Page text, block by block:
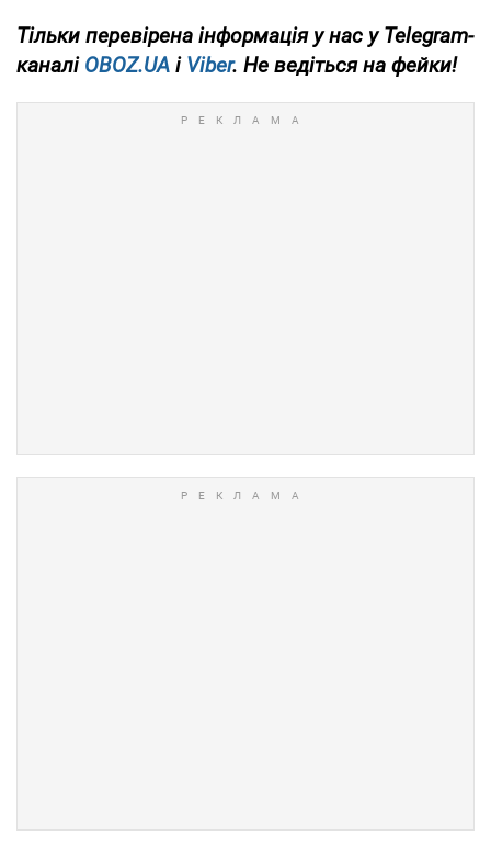
Тільки перевірена інформація у нас у Telegram-
каналі OBOZ.UA і Viber. Не ведіться на фейки!